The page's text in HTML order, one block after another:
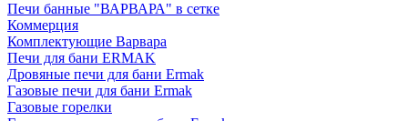
Печи банные "ВАРВАРА" в сетке
Коммерция
Комплектующие Варвара
Печи для бани ERMAK
Дровяные печи для бани Ermak
Газовые печи для бани Ermak
Газовые горелки